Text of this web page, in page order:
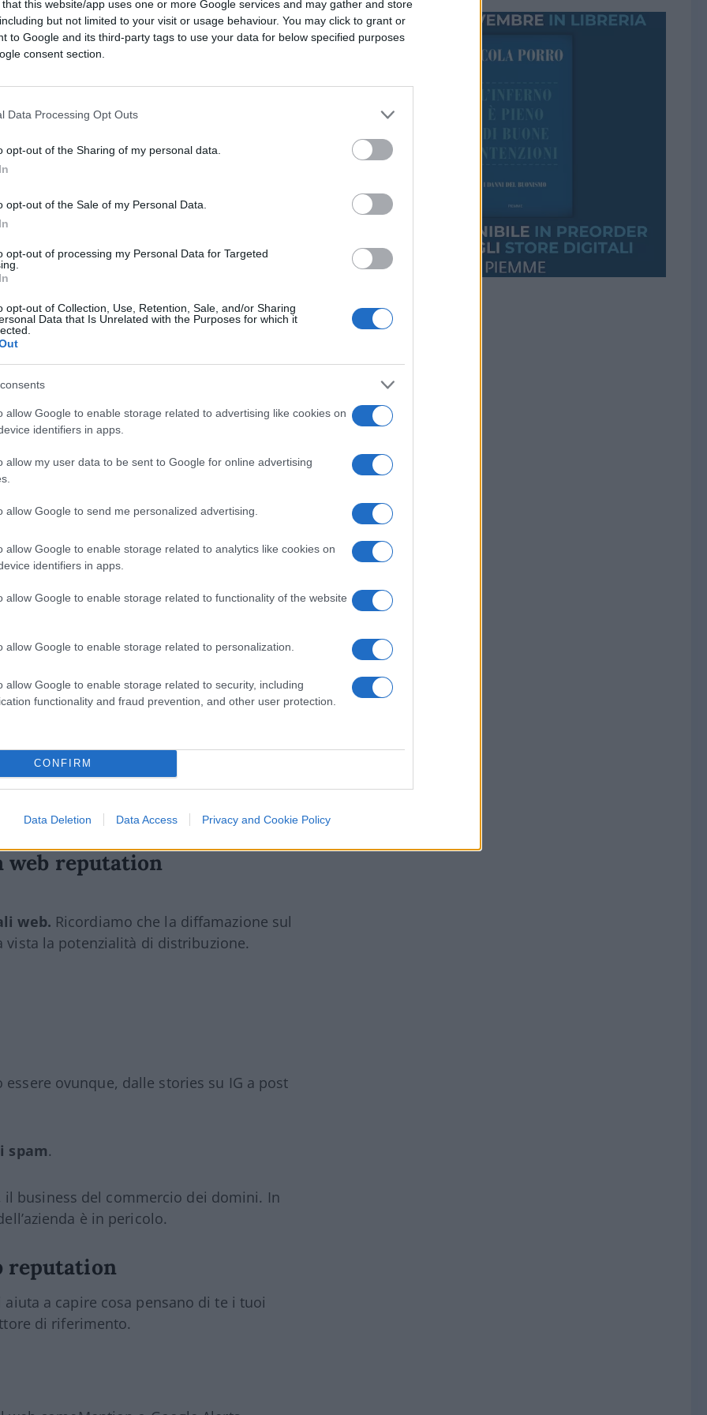
that this website/app uses one or more Google services and may gather and store
but not limited to your visit or usage behaviour. You may click to grant or
to Google and its third-party tags to use your data for below specified purposes
consent section.
Data Processing Opt Outs
opt-out of the Sharing of my personal data.
opt-out of the Sale of my Personal Data.
opt-out of processing my Personal Data for Targeted
opt-out of Collection, Use, Retention, Sale, and/or Sharing
Data that Is Unrelated with the Purposes for which it
allow Google to enable storage related to advertising like cookies on
identifiers in apps.
allow my user data to be sent to Google for online advertising
allow Google to send me personalized advertising.
allow Google to enable storage related to analytics like cookies on
identifiers in apps.
allow Google to enable storage related to functionality of the website
allow Google to enable storage related to personalization.
allow Google to enable storage related to security, including
functionality and fraud prevention, and other user protection.
CONFIRM
Data Deletion Data Access Privacy and Cookie Policy
è il fulcro del nostro successo o del
dalla più piccola alla più grande, è
voluta e consapevole, oppure non
quindi nessun imprenditore può
comunicazione presenti sulla rete. La
della loro gestione. Basti pensare agli
Instagram solo perché un locale viene
fanno un post, così come accade per le
account che si creano dallo UGC,
puoi gestire. Sono gli altri a parlare per
ma esserci con consapevolezza e
permette di gestire e influenzare ciò che
delle PR, in un momento in cui i
la pubblicità, la copertura mediatica o
maniera efficace la reputazione
del pubblico a cui ci rivolgiamo:
perché si rivolge a noi e non ad altri.
frutto di una scelta strategica, grazie
branding, affidata a professionisti
web reputation
web. Ricordiamo che la diffamazione sul
la potenzialità di distribuzione.
ovunque, dalle stories su IG a post
spam.
il business del commercio dei domini. In
è in pericolo.
reputation
a capire cosa pensano di te i tuoi
di riferimento.